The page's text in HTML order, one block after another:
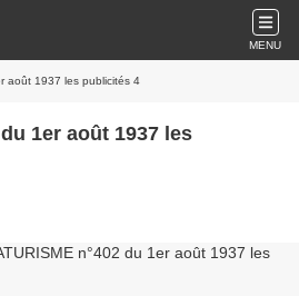
MENU
août 1937 les publicités 4
1er août 1937 les